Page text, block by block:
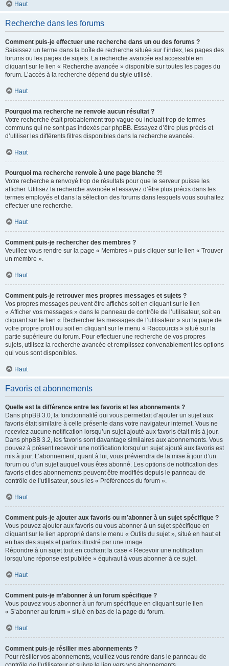
Haut
Recherche dans les forums
Comment puis-je effectuer une recherche dans un ou des forums ?
Saisissez un terme dans la boîte de recherche située sur l’index, les pages des
forums ou les pages de sujets. La recherche avancée est accessible en
cliquant sur le lien « Recherche avancée » disponible sur toutes les pages du
forum. L’accès à la recherche dépend du style utilisé.
Haut
Pourquoi ma recherche ne renvoie aucun résultat ?
Votre recherche était probablement trop vague ou incluait trop de termes
communs qui ne sont pas indexés par phpBB. Essayez d’être plus précis et
d’utiliser les différents filtres disponibles dans la recherche avancée.
Haut
Pourquoi ma recherche renvoie à une page blanche ?!
Votre recherche a renvoyé trop de résultats pour que le serveur puisse les
afficher. Utilisez la recherche avancée et essayez d’être plus précis dans les
termes employés et dans la sélection des forums dans lesquels vous souhaitez
effectuer une recherche.
Haut
Comment puis-je rechercher des membres ?
Veuillez vous rendre sur la page « Membres » puis cliquer sur le lien « Trouver
un membre ».
Haut
Comment puis-je retrouver mes propres messages et sujets ?
Vos propres messages peuvent être affichés soit en cliquant sur le lien
« Afficher vos messages » dans le panneau de contrôle de l’utilisateur, soit en
cliquant sur le lien « Rechercher les messages de l’utilisateur » sur la page de
votre propre profil ou soit en cliquant sur le menu « Raccourcis » situé sur la
partie supérieure du forum. Pour effectuer une recherche de vos propres
sujets, utilisez la recherche avancée et remplissez convenablement les options
qui vous sont disponibles.
Haut
Favoris et abonnements
Quelle est la différence entre les favoris et les abonnements ?
Dans phpBB 3.0, la fonctionnalité qui vous permettait d’ajouter un sujet aux
favoris était similaire à celle présente dans votre navigateur internet. Vous ne
receviez aucune notification lorsqu’un sujet ajouté aux favoris était mis à jour.
Dans phpBB 3.2, les favoris sont davantage similaires aux abonnements. Vous
pouvez à présent recevoir une notification lorsqu’un sujet ajouté aux favoris est
mis à jour. L’abonnement, quant à lui, vous préviendra de la mise à jour d’un
forum ou d’un sujet auquel vous êtes abonné. Les options de notification des
favoris et des abonnements peuvent être modifiés depuis le panneau de
contrôle de l’utilisateur, sous les « Préférences du forum ».
Haut
Comment puis-je ajouter aux favoris ou m’abonner à un sujet spécifique ?
Vous pouvez ajouter aux favoris ou vous abonner à un sujet spécifique en
cliquant sur le lien approprié dans le menu « Outils du sujet », situé en haut et
en bas des sujets et parfois illustré par une image.
Répondre à un sujet tout en cochant la case « Recevoir une notification
lorsqu’une réponse est publiée » équivaut à vous abonner à ce sujet.
Haut
Comment puis-je m’abonner à un forum spécifique ?
Vous pouvez vous abonner à un forum spécifique en cliquant sur le lien
« S’abonner au forum » situé en bas de la page du forum.
Haut
Comment puis-je résilier mes abonnements ?
Pour résilier vos abonnements, veuillez vous rendre dans le panneau de